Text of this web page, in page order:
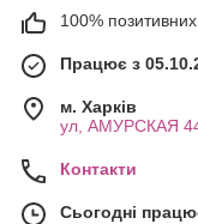
100% позитивних
Працює з
м. Харків
ул, АМУРСКАЯ
Контакти
Сьогодні